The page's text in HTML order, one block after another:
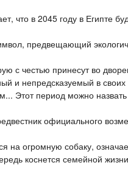
что в 2045 году в Египте
предвещающий
с честью принесут во
и непредсказуемый в
Этот период можно
официального
на огромную собаку,
коснется семейной